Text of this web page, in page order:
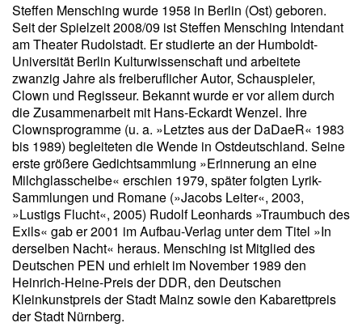
Steffen Mensching wurde 1958 in Berlin (Ost) geboren.
Seit der Spielzeit 2008/09 ist Steffen Mensching Intendant
am Theater Rudolstadt. Er studierte an der Humboldt-
Universität Berlin Kulturwissenschaft und arbeitete
zwanzig Jahre als freiberuflicher Autor, Schauspieler,
Clown und Regisseur. Bekannt wurde er vor allem durch
die Zusammenarbeit mit Hans-Eckardt Wenzel. Ihre
Clownsprogramme (u. a. »Letztes aus der DaDaeR« 1983
bis 1989) begleiteten die Wende in Ostdeutschland. Seine
erste größere Gedichtsammlung »Erinnerung an eine
Milchglasscheibe« erschien 1979, später folgten Lyrik-
Sammlungen und Romane (»Jacobs Leiter«, 2003,
»Lustigs Flucht«, 2005) Rudolf Leonhards »Traumbuch des
Exils« gab er 2001 im Aufbau-Verlag unter dem Titel »In
derselben Nacht« heraus. Mensching ist Mitglied des
Deutschen PEN und erhielt im November 1989 den
Heinrich-Heine-Preis der DDR, den Deutschen
Kleinkunstpreis der Stadt Mainz sowie den Kabarettpreis
der Stadt Nürnberg.